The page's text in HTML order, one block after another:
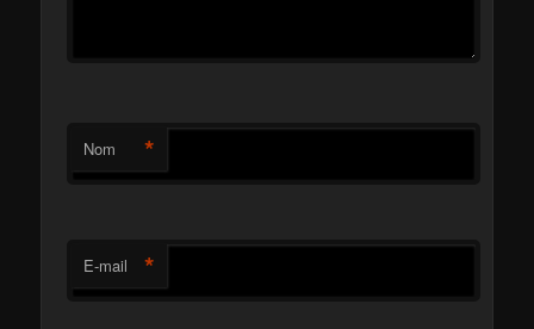
Nom *
E-mail *